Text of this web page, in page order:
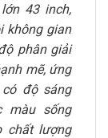
43 inch,
không gian
phân giải
mẽ, ứng
độ sáng
màu sống
chất lượng